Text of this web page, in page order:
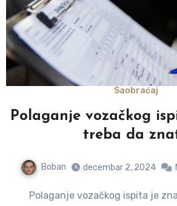
Saobraćaj
Polaganje vozačkog
treba da
Boban decembar 2, 2024
Polaganje vozačkog ispita je značajan korak ka